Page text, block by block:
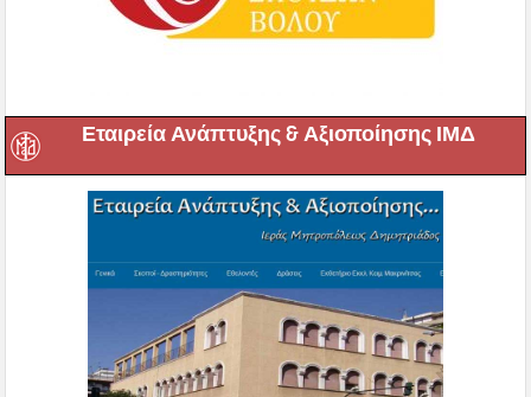
Εταιρεία Ανάπτυξης & Αξιοποίησης ΙΜΔ